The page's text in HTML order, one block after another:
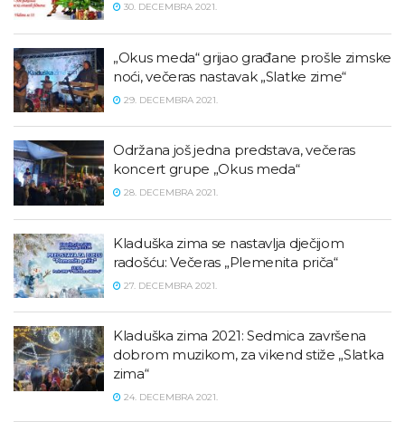
30. DECEMBRA 2021.
„Okus meda“ grijao građane prošle zimske
noći, večeras nastavak „Slatke zime“
29. DECEMBRA 2021.
Održana još jedna predstava, večeras
koncert grupe „Okus meda“
28. DECEMBRA 2021.
Kladuška zima se nastavlja dječijom
radošću: Večeras „Plemenita priča“
27. DECEMBRA 2021.
Kladuška zima 2021: Sedmica završena
dobrom muzikom, za vikend stiže „Slatka
zima“
24. DECEMBRA 2021.